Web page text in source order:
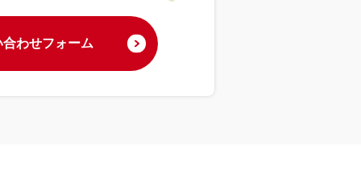
合わせフォーム